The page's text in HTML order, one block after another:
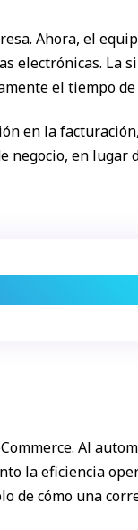
Ahora, el
electrónicas. La
el tiempo de
en la
negocio, en lugar
Al
la eficiencia
de cómo una